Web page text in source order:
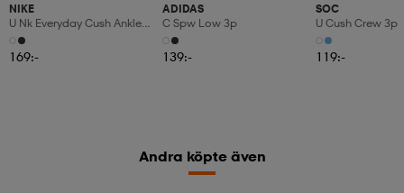
NIKE
U Nk Everyday Cush Ankle
3pr
169:-
ADIDAS
C Spw Low 3p
139:-
SOC
U Cush Crew 3p
119:-
Andra köpte även